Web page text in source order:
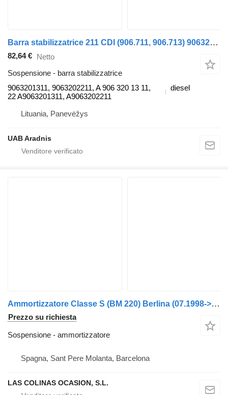
Barra stabilizzatrice 211 CDI (906.711, 906.713) 9063201311 per automobile Mercedes-Benz SPRINTER 3-t Minibus / passenger (906)
82,64 € Netto
Sospensione - barra stabilizzatrice
9063201311, 9063202211, A 906 320 13 11,
22 A9063201311, A9063202211
diesel
Lituania, Panevėžys
UAB Aradnis
Ammortizzatore Classe S (BM 220) Berlina (07.1998->) per automobile Mercedes-Benz Clase S (BM 220) Berlina (07.1998->)
Prezzo su richiesta
Sospensione - ammortizzatore
Spagna, Sant Pere Molanta, Barcelona
LAS COLINAS OCASION, S.L.